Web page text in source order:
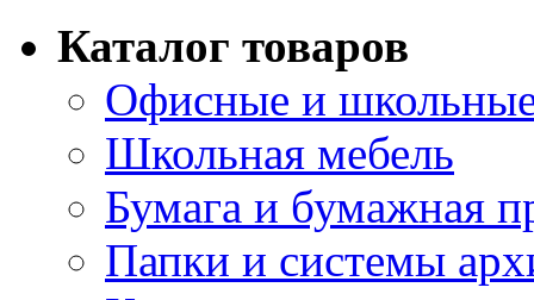
Каталог товаров
Офисные и
Школьная мебель
Бумага и бумажная
Папки и системы